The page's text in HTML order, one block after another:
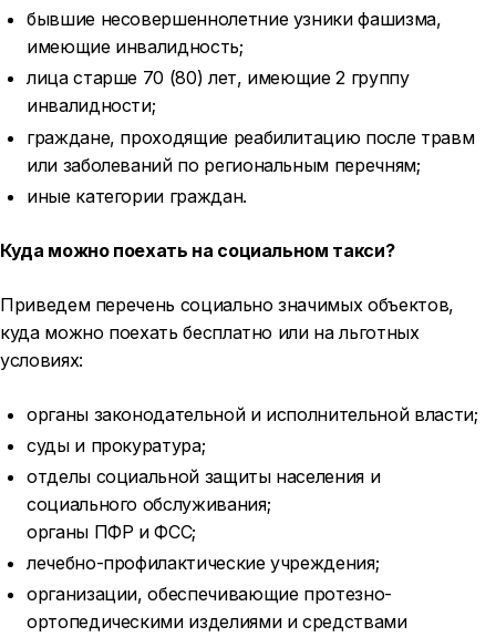
бывшие несовершеннолетние узники фашизма,
имеющие инвалидность;
лица старше 70 (80) лет, имеющие 2 группу
инвалидности;
граждане, проходящие реабилитацию после травм
или заболеваний по региональным перечням;
иные категории граждан.
Куда можно поехать на социальном такси?
Приведем перечень социально значимых объектов,
куда можно поехать бесплатно или на льготных
условиях:
органы законодательной и исполнительной власти;
суды и прокуратура;
отделы социальной защиты населения и
социального обслуживания;
органы ПФР и ФСС;
лечебно-профилактические учреждения;
организации, обеспечивающие протезно-
ортопедическими изделиями и средствами